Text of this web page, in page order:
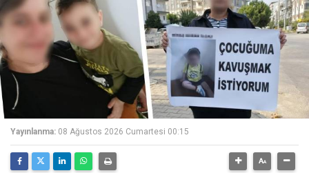
Yayınlanma: 08 Ağustos 2026 Cumartesi 00:15